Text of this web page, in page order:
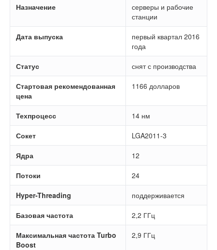
Назначение
серверы и рабочие
станции
Дата выпуска
первый квартал 2016
года
Статус снят с производства
Стартовая рекомендованная
цена
1166 долларов
Техпроцесс 14 нм
Сокет LGA2011-3
Ядра 12
Потоки 24
Hyper-Threading поддерживается
Базовая частота 2,2 ГГц
Максимальная частота Turbo
Boost
2,9 ГГц